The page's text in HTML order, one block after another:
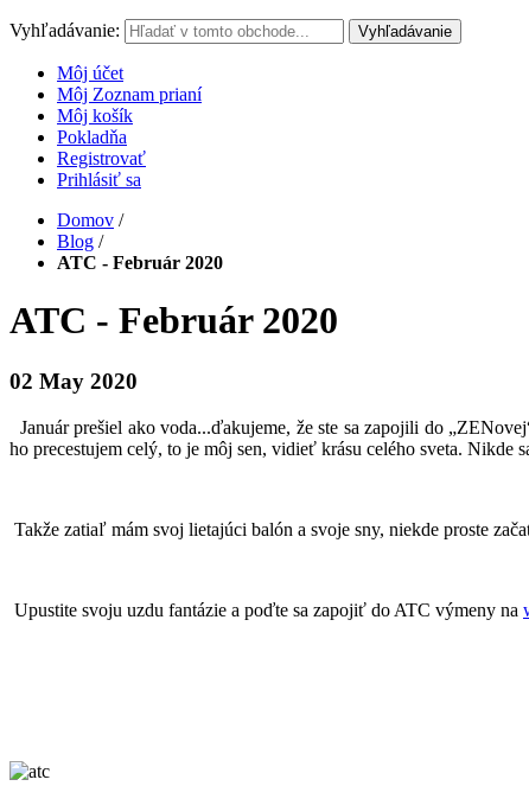
Vyhľadávanie: Vyhľadávanie
Môj účet
Môj Zoznam prianí
Môj košík
Pokladňa
Registrovať
Prihlásiť sa
Domov /
Blog /
ATC - Február 2020
ATC - Február 2020
02 May 2020
Január prešiel ako voda...ďakujeme, že ste sa zapojili do
ho precestujem celý, to je môj sen, vidieť krásu celého sveta. Nikde
Takže zatiaľ mám svoj lietajúci balón a svoje sny, niekde proste
Upustite svoju uzdu fantázie a poďte sa zapojiť do ATC výmeny na